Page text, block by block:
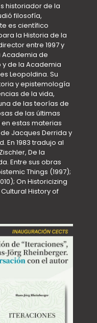
historiador de la
filosofía,
es científico
la Historia de la
entre 1997 y
Academia de
de la Academia
Leopoldina. Su
y epistemología
de la vida,
de las teorías de
de las últimas
estas materias
Jacques Derrida y
En 1983 tradujo al
De la
Entre sus obras
Things (1997);
On Historicizing
History of